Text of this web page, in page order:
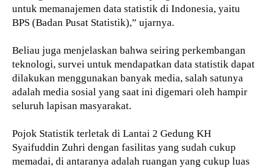
untuk memanajemen data statistik di Indonesia, yaitu
BPS (Badan Pusat Statistik),” ujarnya.
Beliau juga menjelaskan bahwa seiring perkembangan
teknologi, survei untuk mendapatkan data statistik dapat
dilakukan menggunakan banyak media, salah satunya
adalah media sosial yang saat ini digemari oleh hampir
seluruh lapisan masyarakat.
Pojok Statistik terletak di Lantai 2 Gedung KH
Syaifuddin Zuhri dengan fasilitas yang sudah cukup
memadai, di antaranya adalah ruangan yang cukup luas